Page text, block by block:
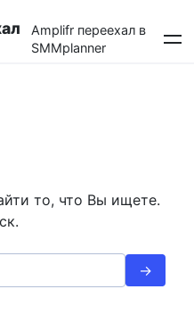
Amplifr переехал в
SMMplanner
то, что Вы ищете.